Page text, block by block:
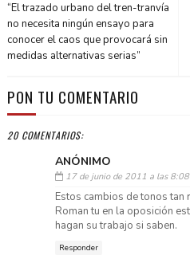
“El trazado urbano del tren-tranvía
no necesita ningún ensayo para
conocer el caos que provocará sin
medidas alternativas serias”
PON TU COMENTARIO
20 COMENTARIOS:
ANÓNIMO
17 de junio de 2011 a las 8:08
Estos cambios de tonos tan
Roman tu en la oposición
hagan su trabajo si saben.
Responder